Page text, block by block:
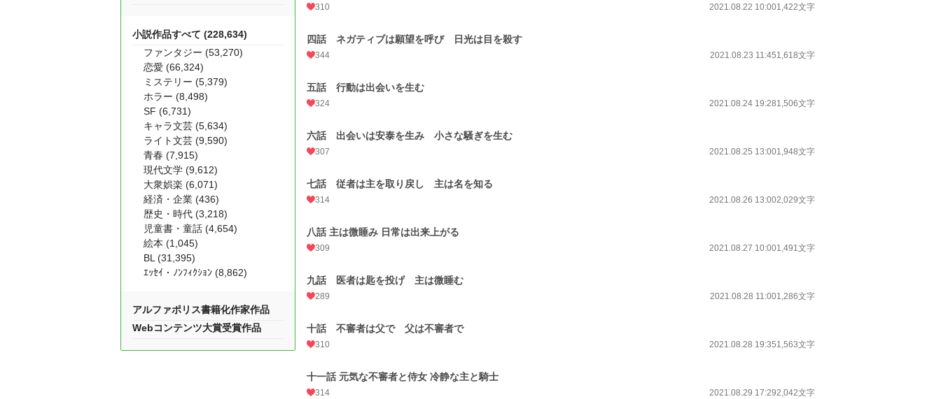
310 2021.08.22 10:001,422文字
四話 ネガティブは願望を呼び 日光は目を殺す
344 2021.08.23 11:451,618文字
五話 行動は出会いを生む
324 2021.08.24 19:281,506文字
六話 出会いは安泰を生み 小さな騒ぎを生む
307 2021.08.25 13:001,948文字
七話 従者は主を取り戻し 主は名を知る
314 2021.08.26 13:002,029文字
八話 主は微睡み 日常は出来上がる
309 2021.08.27 10:001,491文字
九話 医者は匙を投げ 主は微睡む
289 2021.08.28 11:001,286文字
十話 不審者は父で 父は不審者で
310 2021.08.28 19:351,563文字
十一話 元気な不審者と侍女 冷静な主と騎士
314 2021.08.29 17:292,042文字
小説作品すべて (228,634)
ファンタジー (53,270)
恋愛 (66,324)
ミステリー (5,379)
ホラー (8,498)
SF (6,731)
キャラ文芸 (5,634)
ライト文芸 (9,590)
青春 (7,915)
現代文学 (9,612)
大衆娯楽 (6,071)
経済・企業 (436)
歴史・時代 (3,218)
児童書・童話 (4,654)
絵本 (1,045)
BL (31,395)
ｴｯｾｲ・ﾉﾝﾌｨｸｼｮﾝ (8,862)
アルファポリス書籍化作家作品
Webコンテンツ大賞受賞作品